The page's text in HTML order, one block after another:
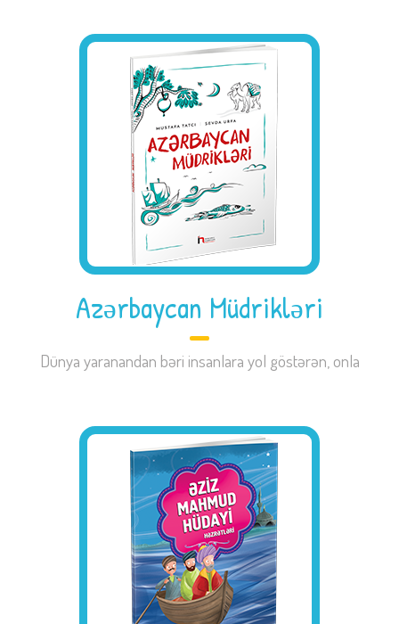
Azərbaycan Müdrikləri
Dünya yaranandan bəri insanlara yol göstərən, onla